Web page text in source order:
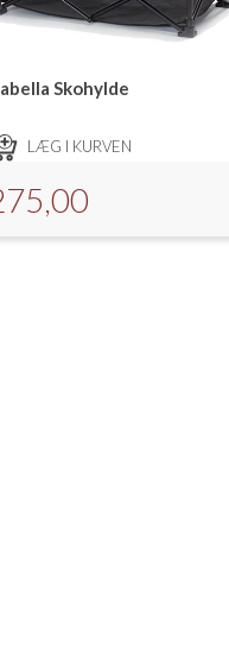
Skohylde
LÆG I KURVEN